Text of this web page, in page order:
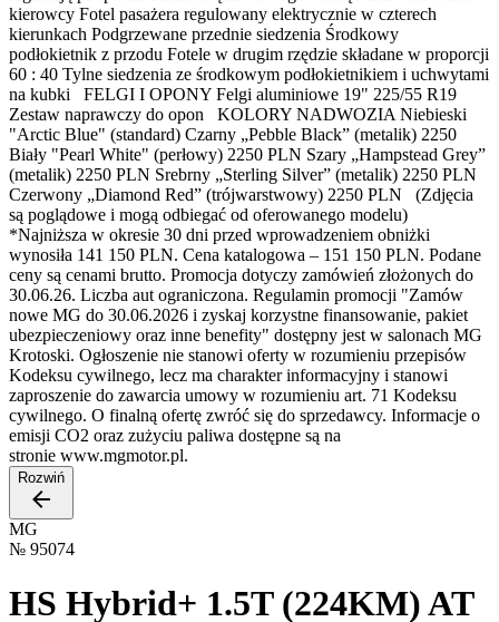
kierowcy Fotel pasażera regulowany elektrycznie w czterech
kierunkach Podgrzewane przednie siedzenia Środkowy
podłokietnik z przodu Fotele w drugim rzędzie składane w proporcji
60 : 40 Tylne siedzenia ze środkowym podłokietnikiem i uchwytami
na kubki FELGI I OPONY Felgi aluminiowe 19" 225/55 R19
Zestaw naprawczy do opon KOLORY NADWOZIA Niebieski
"Arctic Blue" (standard) Czarny „Pebble Black” (metalik) 2250
Biały "Pearl White" (perłowy) 2250 PLN Szary „Hampstead Grey”
(metalik) 2250 PLN Srebrny „Sterling Silver” (metalik) 2250 PLN
Czerwony „Diamond Red” (trójwarstwowy) 2250 PLN (Zdjęcia
są poglądowe i mogą odbiegać od oferowanego modelu)
*Najniższa w okresie 30 dni przed wprowadzeniem obniżki
wynosiła 141 150 PLN. Cena katalogowa – 151 150 PLN. Podane
ceny są cenami brutto. Promocja dotyczy zamówień złożonych do
30.06.26. Liczba aut ograniczona. Regulamin promocji "Zamów
nowe MG do 30.06.2026 i zyskaj korzystne finansowanie, pakiet
ubezpieczeniowy oraz inne benefity" dostępny jest w salonach MG
Krotoski. Ogłoszenie nie stanowi oferty w rozumieniu przepisów
Kodeksu cywilnego, lecz ma charakter informacyjny i stanowi
zaproszenie do zawarcia umowy w rozumieniu art. 71 Kodeksu
cywilnego. O finalną ofertę zwróć się do sprzedawcy. Informacje o
emisji CO2 oraz zużyciu paliwa dostępne są na
stronie www.mgmotor.pl.
Rozwiń
MG
№ 95074
HS Hybrid+ 1.5T (224KM) AT